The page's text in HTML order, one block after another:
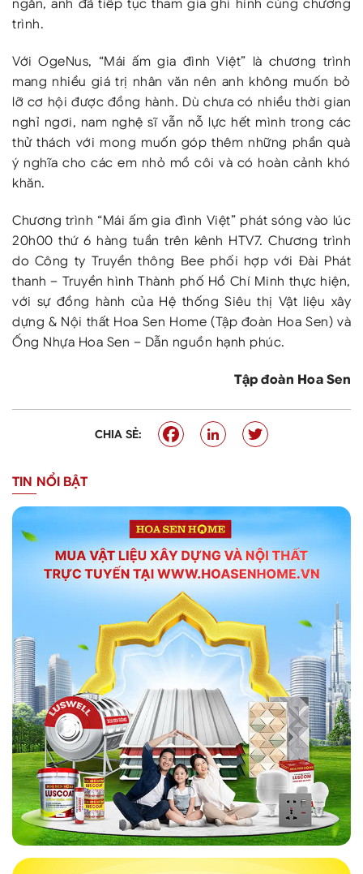
trình.
Với OgeNus, “Mái ấm gia đình Việt” là chương trình
mang nhiều giá trị nhân văn nên anh không muốn bỏ
lỡ cơ hội được đồng hành. Dù chưa có nhiều thời gian
nghỉ ngơi, nam nghệ sĩ vẫn nỗ lực hết mình trong các
thử thách với mong muốn góp thêm những phần quà
ý nghĩa cho các em nhỏ mồ côi và có hoàn cảnh khó
khăn.
Chương trình “Mái ấm gia đình Việt” phát sóng vào lúc
20h00 thứ 6 hàng tuần trên kênh HTV7. Chương trình
do Công ty Truyền thông Bee phối hợp với Đài Phát
thanh – Truyền hình Thành phố Hồ Chí Minh thực hiện,
với sự đồng hành của Hệ thống Siêu thị Vật liệu xây
dựng & Nội thất Hoa Sen Home (Tập đoàn Hoa Sen) và
Ống Nhựa Hoa Sen – Dẫn nguồn hạnh phúc.
Tập đoàn Hoa Sen
CHIA SẺ:
TIN NỔI BẬT